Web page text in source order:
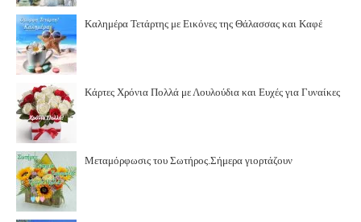
Καλημέρα Τετάρτης με Εικόνες της Θάλασσας και Καφέ
Κάρτες Χρόνια Πολλά με Λουλούδια και Ευχές για Γυναίκες
Μεταμόρφωσις του Σωτήρος.Σήμερα γιορτάζουν